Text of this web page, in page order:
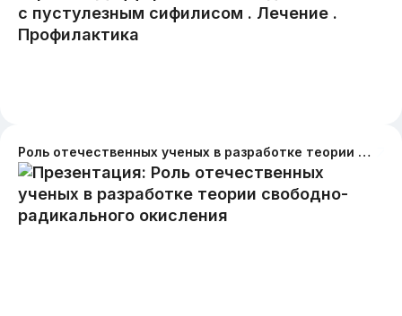
Роль отечественных ученых в разработке теории свободно-радикального окисления